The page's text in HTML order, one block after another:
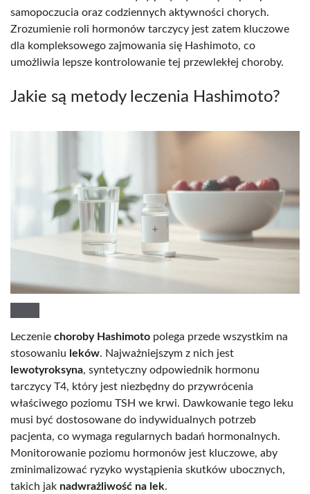
samopoczucia oraz codziennych aktywności chorych.
Zrozumienie roli hormonów tarczycy jest zatem kluczowe
dla kompleksowego zajmowania się Hashimoto, co
umożliwia lepsze kontrolowanie tej przewlekłej choroby.
Jakie są metody leczenia Hashimoto?
Leczenie choroby Hashimoto polega przede wszystkim na
stosowaniu leków. Najważniejszym z nich jest
lewotyroksyna, syntetyczny odpowiednik hormonu
tarczycy T4, który jest niezbędny do przywrócenia
właściwego poziomu TSH we krwi. Dawkowanie tego leku
musi być dostosowane do indywidualnych potrzeb
pacjenta, co wymaga regularnych badań hormonalnych.
Monitorowanie poziomu hormonów jest kluczowe, aby
zminimalizować ryzyko wystąpienia skutków ubocznych,
takich jak nadwrażliwość na lek.